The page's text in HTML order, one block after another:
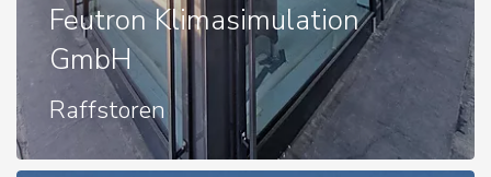
Feutron Klimasimulation
GmbH
Raffstoren